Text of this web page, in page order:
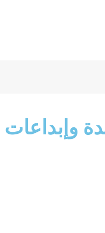
و27 و28 أكتوبر 2024 بحلة جديدة وإبداعات